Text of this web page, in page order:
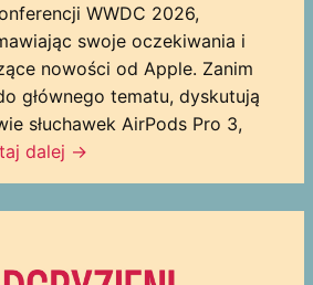
WWDC 2026,
swoje oczekiwania i
nowości od Apple. Zanim
głównego tematu, dyskutują
słuchawek AirPods Pro 3,
dalej →